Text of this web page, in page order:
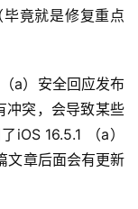
竟就是修复重点
a）安全回应发布
冲突，会导致某些
iOS 16.5.1 （a）
文章后面会有更新